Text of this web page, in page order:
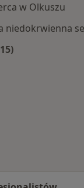
w Olkuszu
niedokrwienna